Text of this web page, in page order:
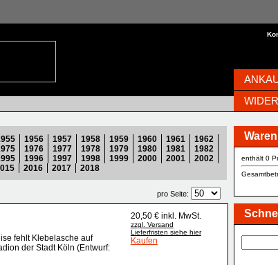
1956 1957 1958 1959 1960 1961
1962
1976 1977 1978 1979 1980 1981
1982
1996 1997 1998 1999 2000 2001
2002
2016 2017 2018
pro Seite:
fehlt Klebelasche auf
der Stadt Köln (Entwurf:
20,50 € inkl. MwSt.
zzgl. Versand
Lieferfristen siehe hier
Kaufen
enthält 0